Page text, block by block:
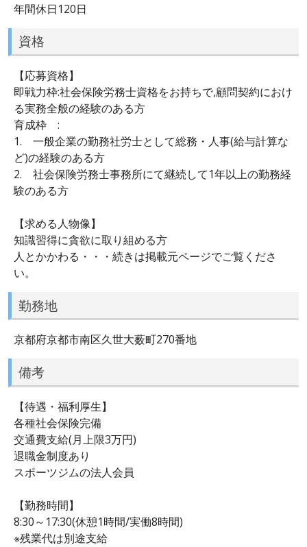
年間休日120日
資格
【応募資格】
即戦力枠:社会保険労務士資格をお持ちで,顧問契約におけ
る実務全般の経験のある方
育成枠 :
1. 一般企業の勤務社労士として総務・人事(給与計算な
ど)の経験のある方
2. 社会保険労務士事務所にて継続して1年以上の勤務経
験のある方
【求める人物像】
知識習得に貪欲に取り組める方
人とかかわる・・・続きは掲載元ページでご覧くださ
い。
勤務地
京都府京都市南区久世大薮町270番地
備考
【待遇・福利厚生】
各種社会保険完備
交通費支給(月上限3万円)
退職金制度あり
スポーツジムの法人会員
【勤務時間】
8:30～17:30(休憩1時間/実働8時間)
※残業代は別途支給